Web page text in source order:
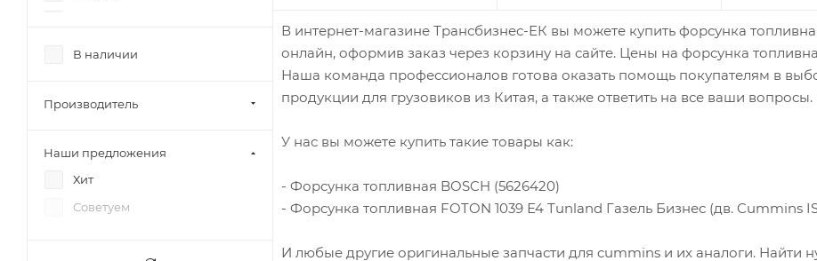
В интернет-магазине Трансбизнес-ЕК вы можете купить форсунка
онлайн, оформив заказ через корзину на сайте. Цены на форсунка
Наша команда профессионалов готова оказать помощь покупателям в
продукции для грузовиков из Китая, а также ответить на все ваши вопросы.
У нас вы можете купить такие товары как:
- Форсунка топливная BOSCH (5626420)
- Форсунка топливная FOTON 1039 Е4 Tunland Газель Бизнес (дв. Cummins
И любые другие оригинальные запчасти для cummins и их аналоги.
Головка блока цилиндров
Датчики
Двигатели
Двигатель
В наличии
Производитель
Наши предложения
Хит
Советуем